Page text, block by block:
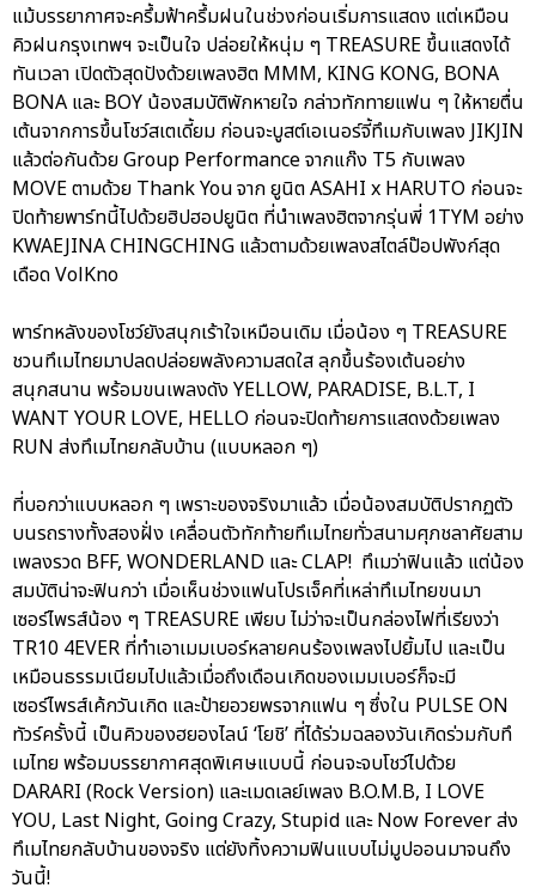
แม้บรรยากาศจะครึ้มฟ้าครึ้มฝนในช่วงก่อนเริ่มการแสดง แต่เหมือน
คิวฝนกรุงเทพฯ จะเป็นใจ ปล่อยให้หนุ่ม ๆ TREASURE ขึ้นแสดงได้
ทันเวลา เปิดตัวสุดปังด้วยเพลงฮิต MMM, KING KONG, BONA
BONA และ BOY น้องสมบัติพักหายใจ กล่าวทักทายแฟน ๆ ให้หายตื่น
เต้นจากการขึ้นโชว์สเตเดี้ยม ก่อนจะบูสต์เอเนอร์จี้ทึเมกับเพลง JIKJIN
แล้วต่อกันด้วย Group Performance จากแก๊ง T5 กับเพลง
MOVE ตามด้วย Thank You จาก ยูนิต ASAHI x HARUTO ก่อนจะ
ปิดท้ายพาร์ทนี้ไปด้วยฮิปฮอปยูนิต ที่นำเพลงฮิตจากรุ่นพี่ 1TYM อย่าง
KWAEJINA CHINGCHING แล้วตามด้วยเพลงสไตล์ป๊อปพังก์สุด
เดือด VolKno
พาร์ทหลังของโชว์ยังสนุกเร้าใจเหมือนเดิม เมื่อน้อง ๆ TREASURE
ชวนทึเมไทยมาปลดปล่อยพลังความสดใส ลุกขึ้นร้องเต้นอย่าง
สนุกสนาน พร้อมขนเพลงดัง YELLOW, PARADISE, B.L.T, I
WANT YOUR LOVE, HELLO ก่อนจะปิดท้ายการแสดงด้วยเพลง
RUN ส่งทึเมไทยกลับบ้าน (แบบหลอก ๆ)
ที่บอกว่าแบบหลอก ๆ เพราะของจริงมาแล้ว เมื่อน้องสมบัติปรากฏตัว
บนรถรางทั้งสองฝั่ง เคลื่อนตัวทักท้ายทึเมไทยทั่วสนามศุภชลาศัยสาม
เพลงรวด BFF, WONDERLAND และ CLAP! ทึเมว่าฟินแล้ว แต่น้อง
สมบัติน่าจะฟินกว่า เมื่อเห็นช่วงแฟนโปรเจ็คที่เหล่าทึเมไทยขนมา
เซอร์ไพรส์น้อง ๆ TREASURE เพียบ ไม่ว่าจะเป็นกล่องไฟที่เรียงว่า
TR10 4EVER ที่ทำเอาเมมเบอร์หลายคนร้องเพลงไปยิ้มไป และเป็น
เหมือนธรรมเนียมไปแล้วเมื่อถึงเดือนเกิดของเมมเบอร์ก็จะมี
เซอร์ไพรส์เค้กวันเกิด และป้ายอวยพรจากแฟน ๆ ซึ่งใน PULSE ON
ทัวร์ครั้งนี้ เป็นคิวของฮยองไลน์ ‘โยชิ’ ที่ได้ร่วมฉลองวันเกิดร่วมกับทึ
เมไทย พร้อมบรรยากาศสุดพิเศษแบบนี้ ก่อนจะจบโชว์ไปด้วย
DARARI (Rock Version) และเมดเลย์เพลง B.O.M.B, I LOVE
YOU, Last Night, Going Crazy, Stupid และ Now Forever ส่ง
ทึเมไทยกลับบ้านของจริง แต่ยังทิ้งความฟินแบบไม่มูปออนมาจนถึง
วันนี้!